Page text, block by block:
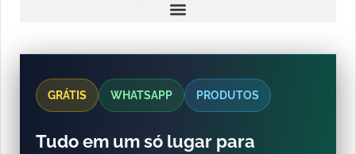
GRÁTIS WHATSAPP PRODUTOS
Tudo em um só lugar para